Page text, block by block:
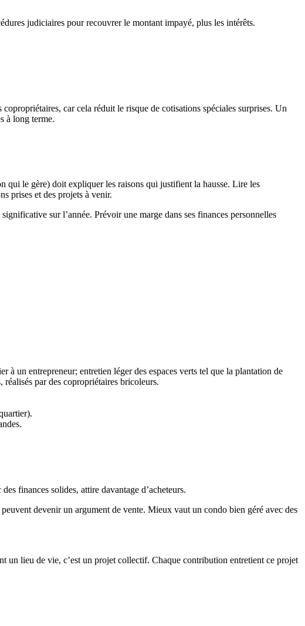
judiciaires pour recouvrer le montant impayé, plus les intérêts.
copropriétaires, car cela réduit le risque de cotisations spéciales surprises. Un
à long terme.
qui le gère) doit expliquer les raisons qui justifient la hausse. Lire les
prises et des projets à venir.
sur l’année. Prévoir une marge dans ses finances personnelles
un entrepreneur; entretien léger des espaces verts tel que la plantation de
par des copropriétaires bricoleurs.
finances solides, attire davantage d’acheteurs.
devenir un argument de vente. Mieux vaut un condo bien géré avec des
un lieu de vie, c’est un projet collectif. Chaque contribution entretient ce projet